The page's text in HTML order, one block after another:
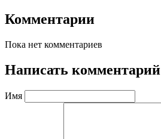
Комментарии
Пока нет комментариев
Написать комментарий
Имя